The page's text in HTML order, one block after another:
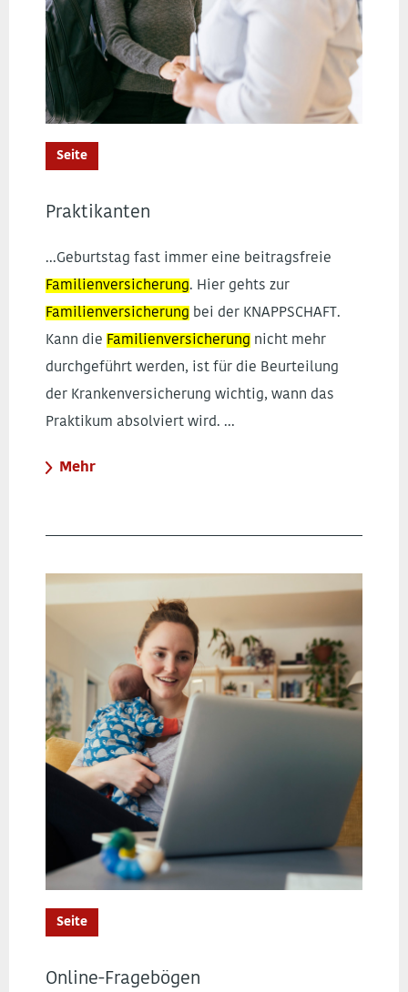
Seite
Praktikanten
...Geburtstag fast immer eine beitragsfreie
Familienversicherung. Hier gehts zur
Familienversicherung bei der KNAPPSCHAFT.
Kann die Familienversicherung nicht mehr
durchgeführt werden, ist für die Beurteilung
der Krankenversicherung wichtig, wann das
Praktikum absolviert wird. ...
Mehr
Seite
Online-Fragebögen